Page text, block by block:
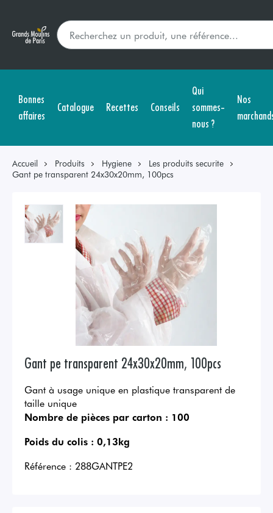
Bonnes
affaires
Catalogue Recettes Conseils
Qui
sommes-
nous ?
Nos
Accueil Produits Hygiene
Les produits securite
Gant pe transparent 24x30x20mm, 100pcs
Gant pe transparent 24x30x20mm, 100pcs
Gant à usage unique en plastique transparent de
taille unique
Nombre de pièces par carton : 100
Poids du colis : 0,13kg
Référence : 288GANTPE2